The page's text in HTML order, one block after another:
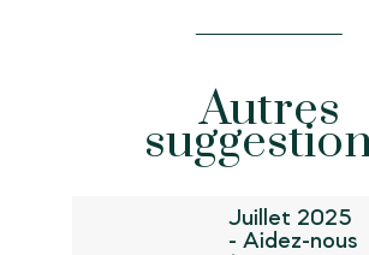
Autres
Juillet 2025
- Aidez-nous